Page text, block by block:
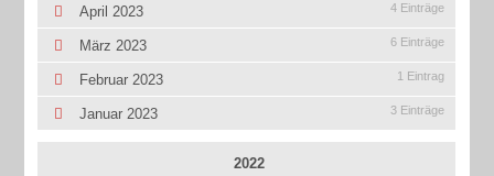
April 2023 4 Einträge
März 2023 6 Einträge
Februar 2023 1 Eintrag
Januar 2023 3 Einträge
2022